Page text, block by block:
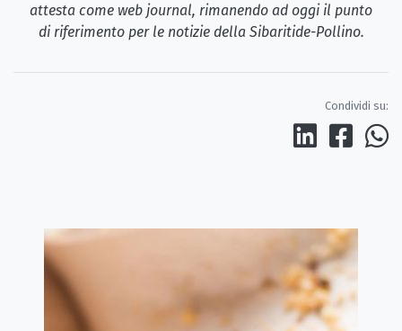
attesta come web journal, rimanendo ad oggi il punto
di riferimento per le notizie della Sibaritide-Pollino.
Condividi su: